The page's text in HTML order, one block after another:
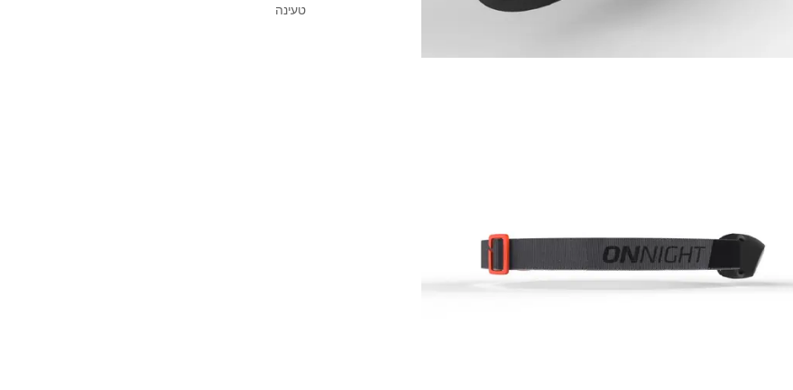
טעינה